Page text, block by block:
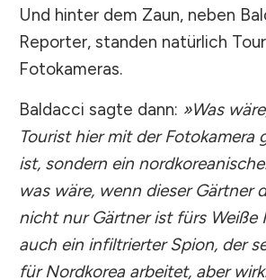
Und hinter dem Zaun, neben
Reporter, standen natürlich
Fotokameras.
Baldacci sagte dann: »Was
Tourist hier mit der Fotokamera
ist, sondern ein
was wäre, wenn dieser Gärtner
nicht nur Gärtner ist fürs Weiße
auch ein infiltrierter Spion, der
für Nordkorea arbeitet, aber